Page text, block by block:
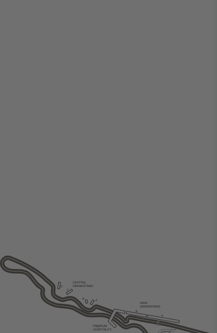
A
B
A
B
C
D